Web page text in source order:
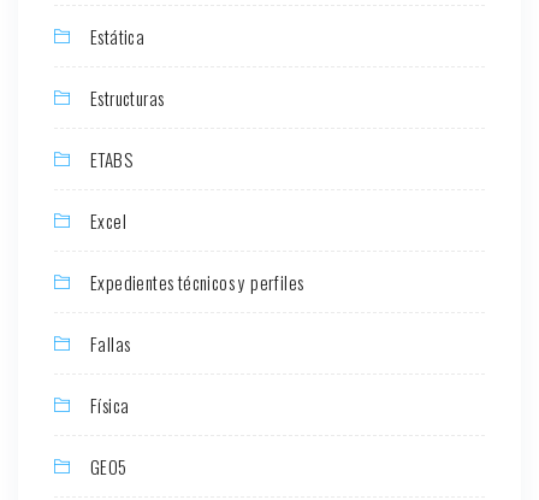
Estática
Estructuras
ETABS
Excel
Expedientes técnicos y perfiles
Fallas
Física
GEO5